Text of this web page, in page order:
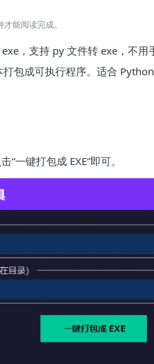
能阅读完成。
，支持 py 文件转 exe，不
包成可执行程序。适合
一键打包成 EXE”即可。